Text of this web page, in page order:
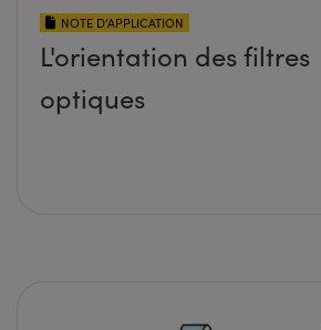
NOTE D’APPLICATION
L'orientation des filtres
optiques